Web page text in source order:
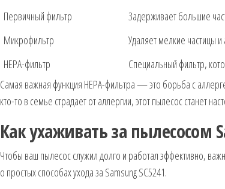
Первичный фильтр
Задерживает большие
Микрофильтр
Удаляет мелкие частицы
HEPA-фильтр
Специальный фильтр,
Самая важная функция HEPA-фильтра — это борьба с
кто-то в семье страдает от аллергии, этот пылесос станет
Как ухаживать за пылесосом
Чтобы ваш пылесос служил долго и работал эффективно,
о простых способах ухода за Samsung SC5241.